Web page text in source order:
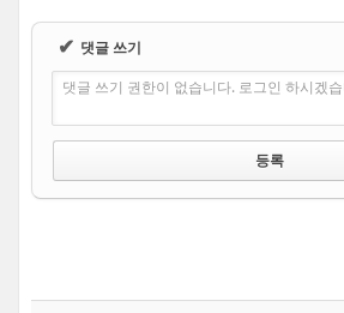
✔ 댓글 쓰기
댓글 쓰기 권한이 없습니다. 로그인 하시겠